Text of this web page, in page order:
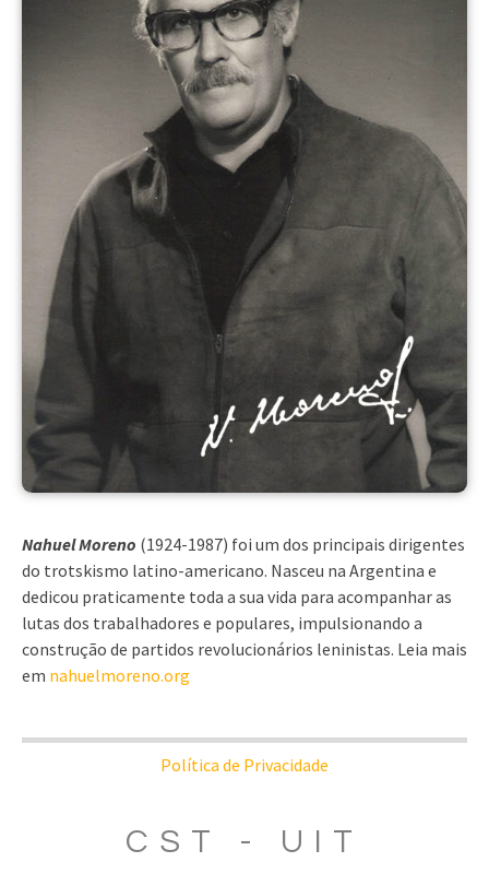
Nahuel Moreno (1924-1987) foi um dos principais dirigentes
do trotskismo latino-americano. Nasceu na Argentina e
dedicou praticamente toda a sua vida para acompanhar as
lutas dos trabalhadores e populares, impulsionando a
construção de partidos revolucionários leninistas. Leia mais
em nahuelmoreno.org
Política de Privacidade
CST - UIT